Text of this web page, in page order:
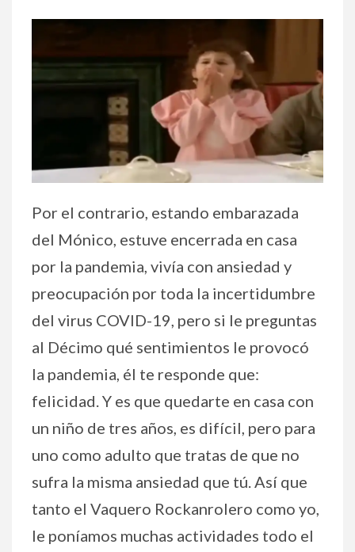
Por el contrario, estando embarazada
del Mónico, estuve encerrada en casa
por la pandemia, vivía con ansiedad y
preocupación por toda la incertidumbre
del virus COVID-19, pero si le preguntas
al Décimo qué sentimientos le provocó
la pandemia, él te responde que:
felicidad. Y es que quedarte en casa con
un niño de tres años, es difícil, pero para
uno como adulto que tratas de que no
sufra la misma ansiedad que tú. Así que
tanto el Vaquero Rockanrolero como yo,
le poníamos muchas actividades todo el